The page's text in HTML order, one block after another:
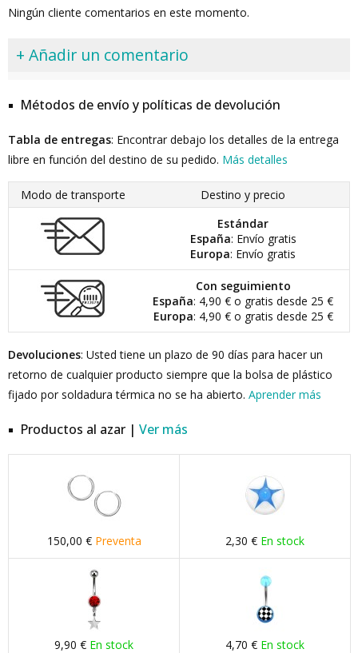
Ningún cliente comentarios en este momento.
+ Añadir un comentario
Métodos de envío y políticas de devolución
Tabla de entregas: Encontrar debajo los detalles de la entrega
libre en función del destino de su pedido. Más detalles
Modo de transporte
Destino y precio
Estándar
España: Envío gratis
Europa: Envío gratis
Con seguimiento
España: 4,90 € o gratis desde 25 €
Europa: 4,90 € o gratis desde 25 €
Devoluciones: Usted tiene un plazo de 90 días para hacer un
retorno de cualquier producto siempre que la bolsa de plástico
fijado por soldadura térmica no se ha abierto. Aprender más
Productos al azar | Ver más
150,00 € Preventa 2,30 € En stock
9,90 € En stock 4,70 € En stock